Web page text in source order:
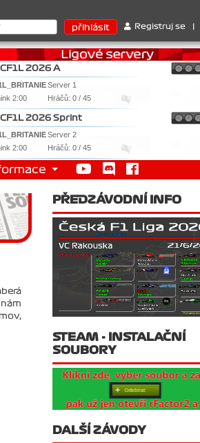
..... SprintCup - 1. Jan Nováček , 2.
Registruj se
CF1L 2026 A
Server 1
2:00
Hráčů: 0 / 45
CF1L 2026 Sprint
Server 2
2:00
Hráčů: 0 / 45
PŘEDZÁVODNÍ INFO
STEAM - INSTALAČNÍ
SOUBORY
DALŠÍ ZÁVODY